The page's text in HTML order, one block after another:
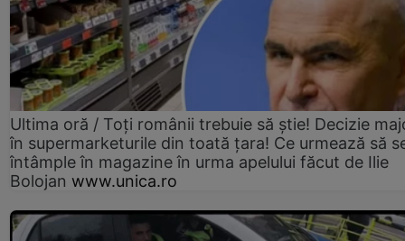
Ultima oră / Toți românii trebuie să știe! Decizie
în supermarketurile din toată țara! Ce urmează să
întâmple în magazine în urma apelului făcut de Ilie
Bolojan www.unica.ro